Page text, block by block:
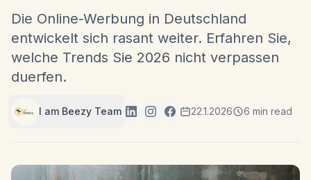
Die Online-Werbung in Deutschland
entwickelt sich rasant weiter. Erfahren Sie,
welche Trends Sie 2026 nicht verpassen
duerfen.
I am Beezy Team 22.1.2026 6 min read